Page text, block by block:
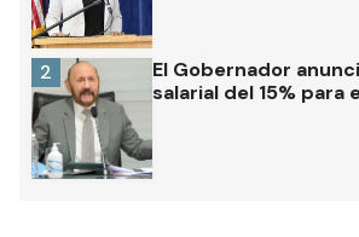
El Gobernador
salarial del 15% para
2